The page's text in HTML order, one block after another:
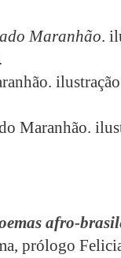
Maranhão.
Maranhão.
afro-
prólogo